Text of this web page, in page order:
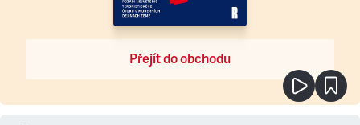
Přejít do obchodu